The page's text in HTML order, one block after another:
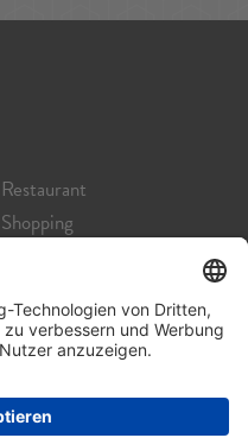
Restaurant
Shopping
Service A-Z